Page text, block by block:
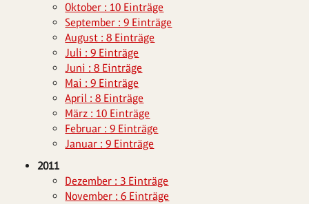
Oktober : 10 Einträge
September : 9 Einträge
August : 8 Einträge
Juli : 9 Einträge
Juni : 8 Einträge
Mai : 9 Einträge
April : 8 Einträge
März : 10 Einträge
Februar : 9 Einträge
Januar : 9 Einträge
2011
Dezember : 3 Einträge
November : 6 Einträge